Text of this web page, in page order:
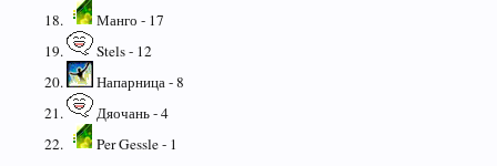
Манго - 17
Stels - 12
Напарница - 8
Дяочань - 4
Per Gessle - 1